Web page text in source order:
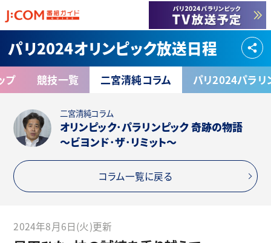
パリ2024オリンピック放送日程
プ 競技一覧 二宮清純コラム パリ2024パラリ
二宮清純コラム
オリンピック･パラリンピック 奇跡の物語
～ビヨンド･ザ･リミット～
コラム一覧に戻る
2024年8月6日(火)更新